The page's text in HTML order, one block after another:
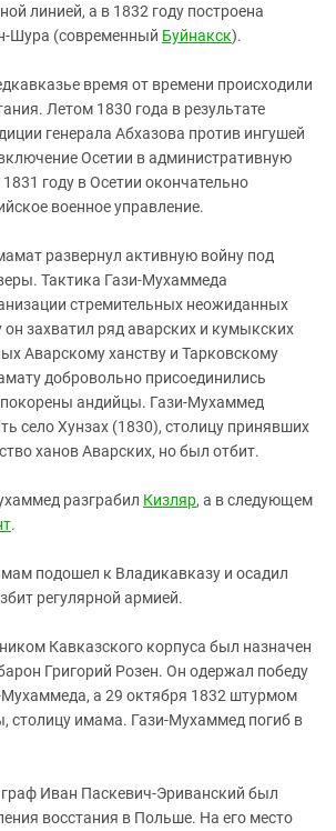
линией, а в 1832 году построена
Шура (современный Буйнакск).
время от времени происходили
Летом 1830 года в результате
генерала Абхазова против ингушей
Осетии в административную
году в Осетии окончательно
военное управление.
развернул активную войну под
Тактика Гази-Мухаммеда
стремительных неожиданных
он захватил ряд аварских и кумыкских
Аварскому ханству и Тарковскому
добровольно присоединились
покорены андийцы. Гази-Мухаммед
село Хунзах (1830), столицу принявших
ханов Аварских, но был отбит.
разграбил Кизляр, а в следующем
.
подошел к Владикавказу и осадил
регулярной армией.
Кавказского корпуса был назначен
Григорий Розен. Он одержал победу
а 29 октября 1832 штурмом
столицу имама. Гази-Мухаммед погиб в
граф Иван Паскевич-Эриванский был
восстания в Польше. На его место